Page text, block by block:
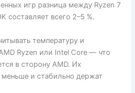
игр разница между Ryzen 7
составляет всего 2–5 %.
температуру и
Ryzen или Intel Core — что
в сторону AMD. Их
и стабильно держат